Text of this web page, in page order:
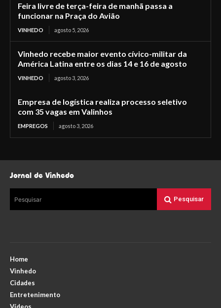
Feira livre de terça-feira de manhã passa a
funcionar na Praça do Avião
VINHEDO agosto 5, 2026
Vinhedo recebe maior evento cívico-militar da
América Latina entre os dias 14 e 16 de agosto
VINHEDO agosto 3, 2026
Empresa de logística realiza processo seletivo
com 35 vagas em Valinhos
EMPREGOS agosto 3, 2026
Jornal de Vinhedo
Pesquisar Pesquisar
Home
Vinhedo
Cidades
Entretenimento